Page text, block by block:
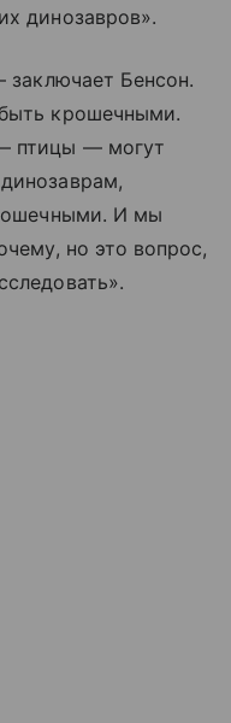
динозавров».
заключает Бенсон.
крошечными.
птицы — могут
И мы
но это вопрос,